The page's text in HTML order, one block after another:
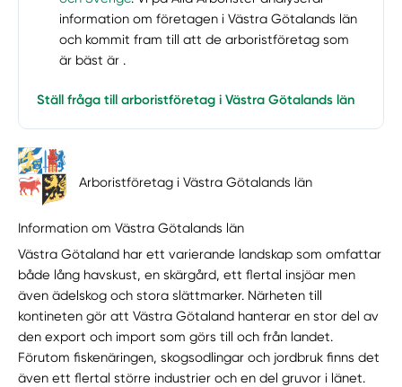
information om företagen i Västra Götalands län
och kommit fram till att de arboristföretag som
är bäst är .
Ställ fråga till arboristföretag i Västra Götalands län
Arboristföretag i Västra Götalands län
Information om Västra Götalands län
Västra Götaland har ett varierande landskap som omfattar
både lång havskust, en skärgård, ett flertal insjöar men
även ädelskog och stora slättmarker. Närheten till
kontineten gör att Västra Götaland hanterar en stor del av
den export och import som görs till och från landet.
Förutom fiskenäringen, skogsodlingar och jordbruk finns det
även ett flertal större industrier och en del gruvor i länet.